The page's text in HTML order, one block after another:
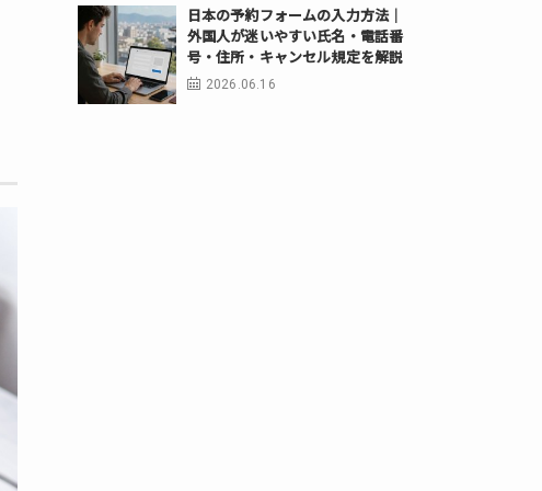
日本の予約フォームの入力方法｜
外国人が迷いやすい氏名・電話番
号・住所・キャンセル規定を解説
2026.06.16